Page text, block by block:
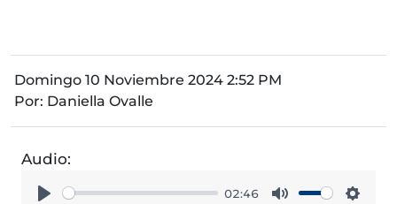
Domingo 10 Noviembre 2024 2:52 PM
Por: Daniella Ovalle
Audio:
02:46